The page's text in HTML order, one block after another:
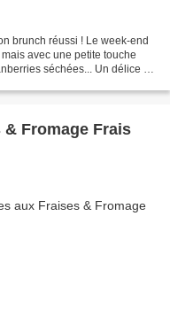
brunch réussi ! Le week-end
avec une petite touche
séchées... Un délice !
& Fromage Frais